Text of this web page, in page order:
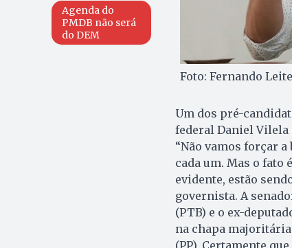
Agenda do
PMDB não será
do DEM
Foto: Fernando
Um dos pré-
federal Daniel Vilela
“Não vamos forçar
cada um. Mas o fato
evidente, estão
governista. A
(PTB) e o ex-
na chapa
(PP). Certamente